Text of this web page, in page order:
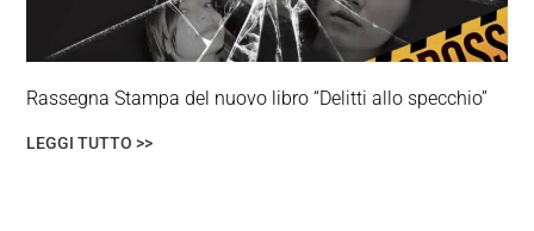
Rassegna Stampa del nuovo libro “Delitti allo specchio”
LEGGI TUTTO >>